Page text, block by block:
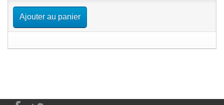
Ajouter au panier